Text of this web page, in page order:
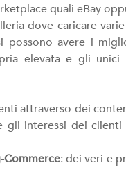
quali eBay
dove caricare
possono avere i
elevata e gli unici
attraverso dei
interessi dei clienti
Commerce: dei veri e